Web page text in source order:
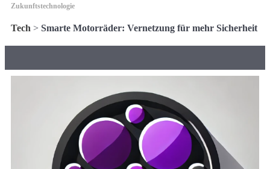
Zukunftstechnologie
Tech > Smarte Motorräder: Vernetzung für mehr Sicherheit